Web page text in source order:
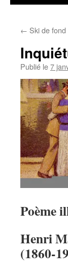
← Ski de fond
Publié le7
Poème
Henri
(1860-